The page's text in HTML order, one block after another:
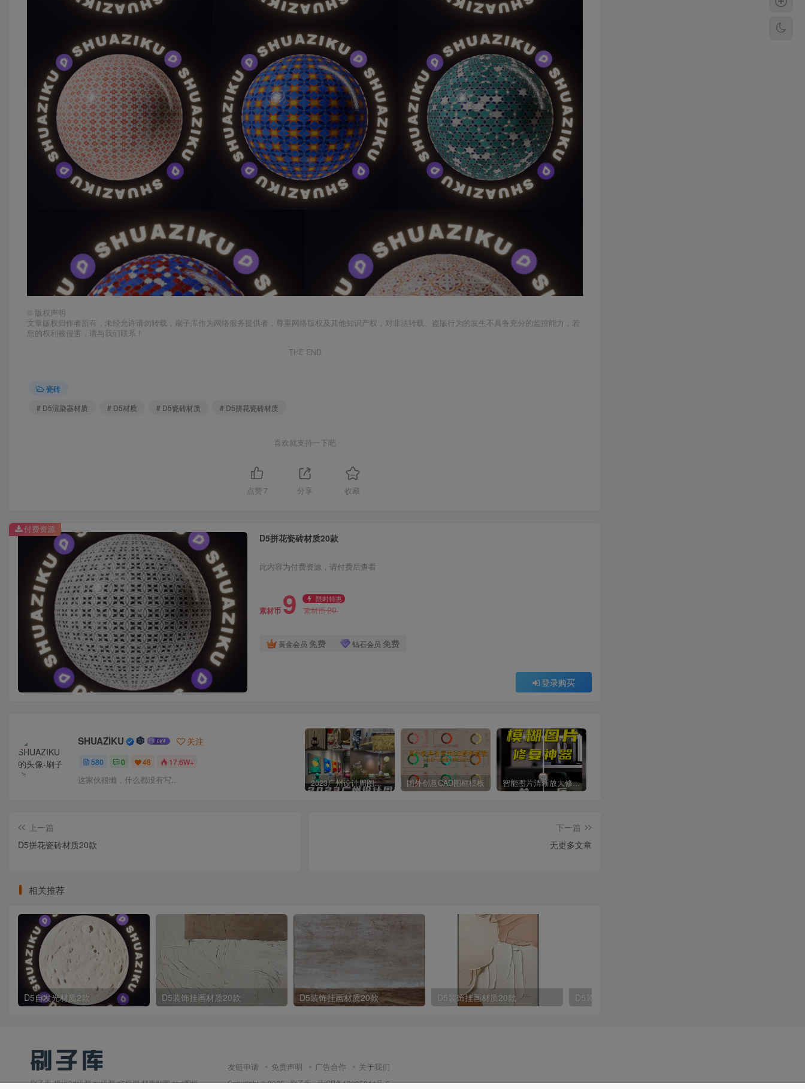
© 版权声明
文章版权归作者所有，未经允许请勿转载，刷子库作为网络服务提供者，尊重网络版权及其他知识产权，对非法转载、盗版行为的发生不具备充分的监控能力，若
您的权利被侵害，请与我们联系！
THE END
瓷砖
# D5渲染器材质
# D5材质 # D5瓷砖材质 # D5拼花瓷砖材质
喜欢就支持一下吧
点赞 7 分享 收藏
D5拼花瓷砖材质20款
此内容为付费资源，请付费后查看
素材币 9 限时特惠
素材币20
黄金会员 免费 钻石会员 免费
登录购买
付费资源
SHUAZIKU 关注
580 0 48 17.6W+
这家伙很懒，什么都没有写... 2023广州设计周图集更新至8000多张高清图+联系方式 国外创意CAD图框模板 智能图片清晰放大修复上色工具
上一篇
D5拼花瓷砖材质20款
下一篇
无更多文章
相关推荐
D5自发光材质2款 D5装饰挂画材质20款 D5装饰挂画材质20款 D5装饰挂画材质20款 D5装饰挂画材质20款
刷子库-提供3d模型,su模型,d5模型,材质贴图,cad图纸,
友链申请 免责声明 广告合作 关于我们
Copyright © 2025 ·刷子库 · 蒙ICP备18005844号-6